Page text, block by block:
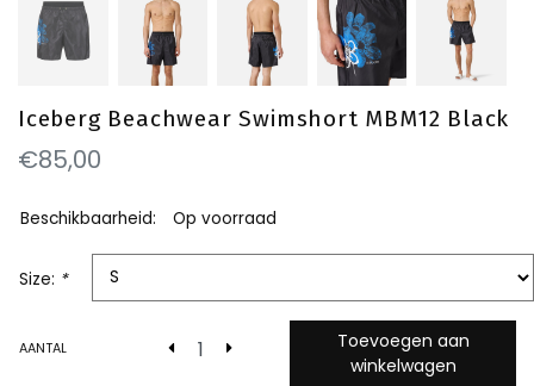
Iceberg Beachwear Swimshort MBM12 Black
€85,00
Beschikbaarheid: Op voorraad
Size: *
AANTAL
Toevoegen aan
winkelwagen